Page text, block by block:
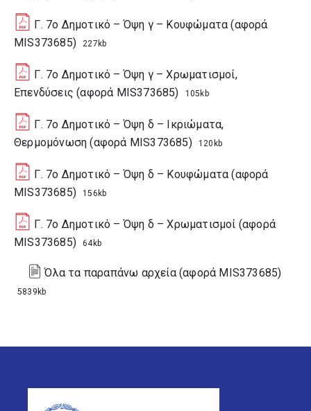
Γ. 7ο Δημοτικό – Όψη γ – Κουφώματα (αφορά
MIS373685)
227kb
Γ. 7ο Δημοτικό – Όψη γ – Χρωματισμοί,
Επενδύσεις (αφορά MIS373685)
105kb
Γ. 7ο Δημοτικό – Όψη δ – Ικριώματα,
Θερμομόνωση (αφορά MIS373685)
120kb
Γ. 7ο Δημοτικό – Όψη δ – Κουφώματα (αφορά
MIS373685)
156kb
Γ. 7ο Δημοτικό – Όψη δ – Χρωματισμοί (αφορά
MIS373685)
64kb
Όλα τα παραπάνω αρχεία (αφορά MIS373685)
5839kb